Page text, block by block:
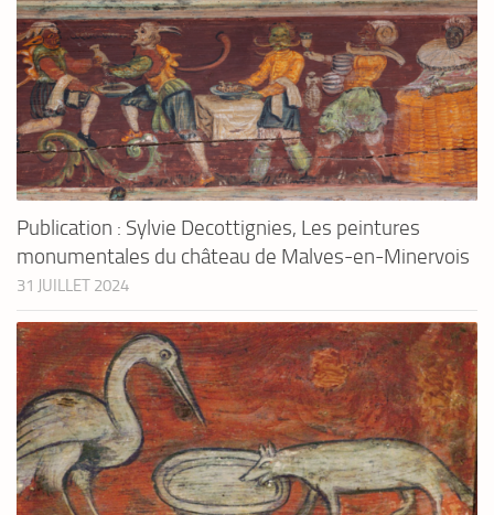
Publication : Sylvie Decottignies, Les peintures
monumentales du château de Malves-en-Minervois
31 JUILLET 2024